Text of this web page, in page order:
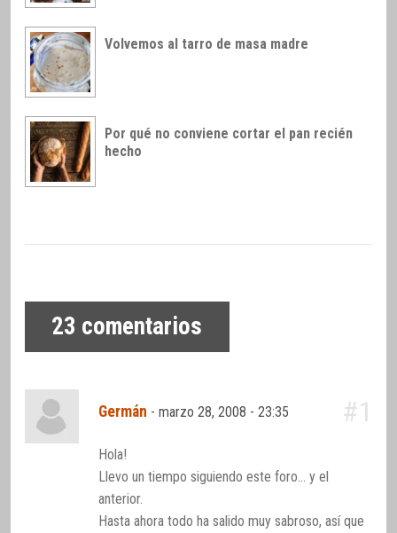
Volvemos al tarro de masa madre
Por qué no conviene cortar el pan recién
hecho
23 comentarios
Germán -marzo 28, 2008 - 23:35 #1
Hola!
Llevo un tiempo siguiendo este foro… y el
anterior.
Hasta ahora todo ha salido muy sabroso, así que